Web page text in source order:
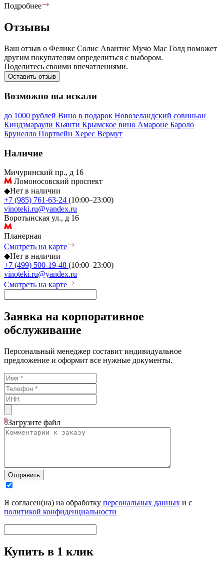
Подробнее
Отзывы
Ваш отзыв о Феликс Солис Авантис Мучо Мас Голд поможет
другим покупателям определиться с выбором.
Поделитесь своими впечатлениями.
Оставить отзыв
Возможно вы искали
до 1000 рублей Вино в подарок Новозеландский совиньон
Киндзмараули Кьянти Крымское вино Амароне Бароло
Брунелло Портвейн Херес Вермут
Наличие
Мичуринский пр., д 16
Ломоносовский проспект
◆Нет в наличии
+7 (985) 761-63-24 (10:00–23:00)
vinoteki.ru@yandex.ru
Воротынская ул., д 16
Планерная
Смотреть на карте
◆Нет в наличии
+7 (499) 500-19-48 (10:00–23:00)
vinoteki.ru@yandex.ru
Смотреть на карте
Заявка на корпоративное
обслуживание
Персональный менеджер составит индивидуальное
предложение и оформит все нужные документы.
Загрузите файл
Отправить
Я согласен(на) на обработку персональных данных и с
политикой конфиденциальности
Купить в 1 клик